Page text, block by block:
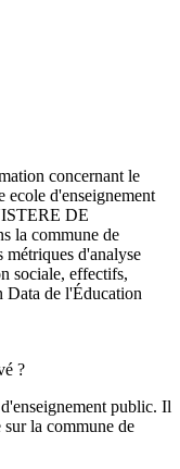
concernant le
ecole d'enseignement
DE
la commune de
métriques d'analyse
sociale, effectifs,
Data de l'Éducation
?
public. Il
sur la commune de